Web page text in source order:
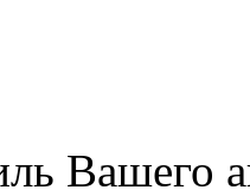
Вашего